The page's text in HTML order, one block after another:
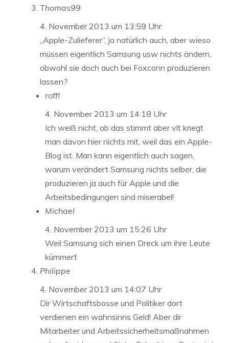
Thomas99
4. November 2013 um 13:59 Uhr
„Apple-Zulieferer“, ja natürlich auch, aber wieso
müssen eigentlich Samsung usw nichts ändern,
obwohl sie doch auch bei Foxconn produzieren
lassen?
roffl
4. November 2013 um 14:18 Uhr
Ich weiß nicht, ob das stimmt aber vlt kriegt
man davon hier nichts mit, weil das ein Apple-
Blog ist. Man kann eigentlich auch sagen,
warum verändert Samsung nichts selber, die
produzieren ja auch für Apple und die
Arbeitsbedingungen sind miserabel!
Michael
4. November 2013 um 15:26 Uhr
Weil Samsung sich einen Dreck um ihre Leute
kümmert
Philippe
4. November 2013 um 14:07 Uhr
Dir Wirtschaftsbosse und Politiker dort
verdienen ein wahnsinns Geld! Aber dir
Mitarbeiter und Arbeitssicherheitsmaßnahmen